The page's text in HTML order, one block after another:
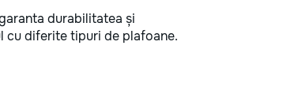
durabilitatea și
cu diferite tipuri de plafoane.